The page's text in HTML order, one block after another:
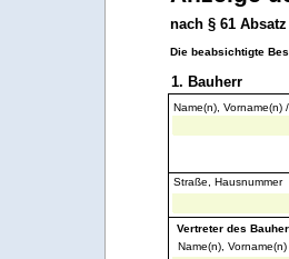
nach § 61
1. Bauherr
Name(n), Vorname(n)
Straße, Hausnummer
Vertreter des
Name(n), Vorname(n)
Die beabsichtigte